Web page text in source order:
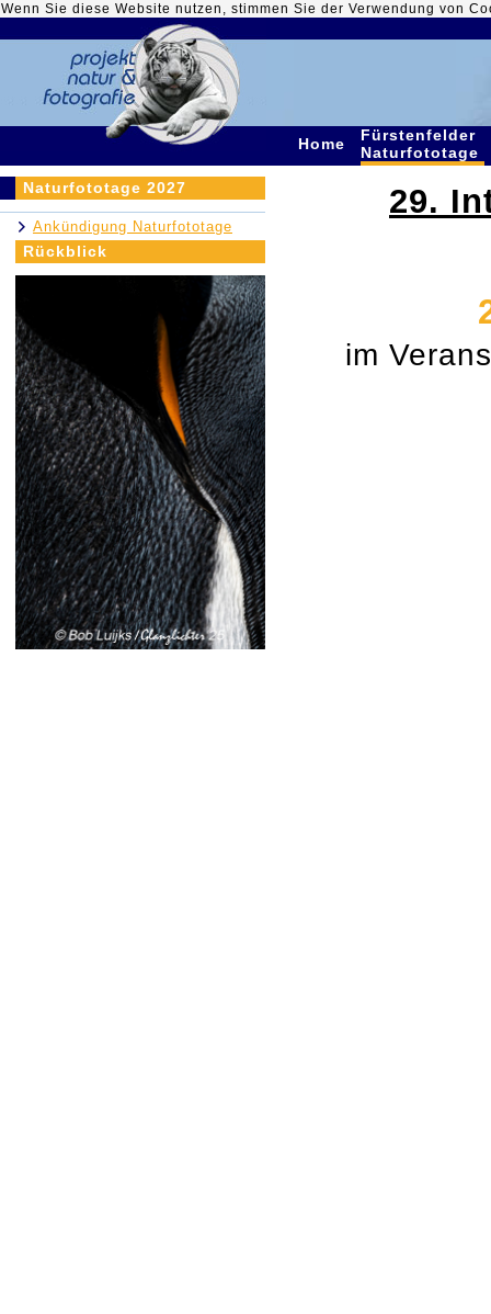
Wenn Sie diese Website nutzen, stimmen Sie der Verwendung von
Home
Fürstenfelder
Naturfototage
Naturfototage 2027
Ankündigung Naturfototage
Rückblick
29.
im